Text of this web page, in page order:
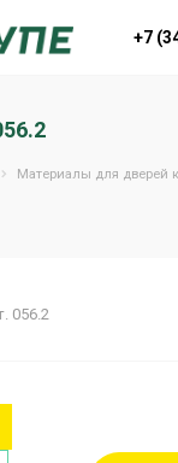
+7
Материалы для дверей
056.2